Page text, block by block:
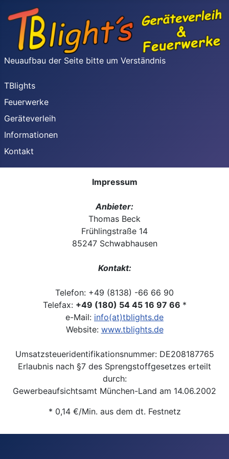
Neuaufbau der Seite bitte um Verständnis
TBlights
Feuerwerke
Geräteverleih
Informationen
Kontakt
Impressum
Anbieter:
Thomas Beck
Frühlingstraße 14
85247 Schwabhausen
Kontakt:
Telefon: +49 (8138) -66 66 90
Telefax: +49 (180) 54 45 16 97 66 *
e-Mail: info(at)tblights.de
Website: www.tblights.de
Umsatzsteueridentifikationsnummer: DE208187765
Erlaubnis nach §7 des Sprengstoffgesetzes erteilt
durch:
Gewerbeaufsichtsamt München-Land am 14.06.2002
* 0,14 €/Min. aus dem dt. Festnetz